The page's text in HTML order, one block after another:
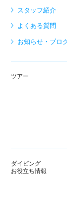
スタッフ紹介
よくある質問
お知らせ・ブロ
ツアー
ダイビング
お役立ち情報